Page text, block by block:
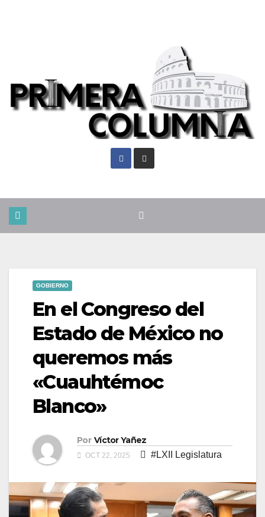
GOBIERNO
En el Congreso del
Estado de México no
queremos más
«Cuauhtémoc
Blanco»
Por Víctor Yañez
OCT 22, 2025 #LXII Legislatura